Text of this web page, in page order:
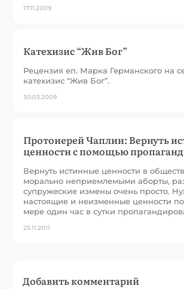
17.11.2009
Катехизис “Жив Бог”
Рецензия еп. Марка Германского на
катехизис “Жив Бог”.
30.03.2009
Протоиерей Чаплин: Вернуть
ценности с помощью
Вернуть истинные ценности в
морально неприемлемыми аборты,
супружеские измены очень просто.
настоящие и неизменные ценности
мере один час в сутки
25.11.2011
Добавить комментарий